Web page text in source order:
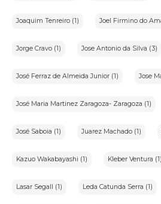
Joaquim Tenreiro (1) Joel Firmino do
Jorge Cravo (1) Jose Antonio da Silva (3)
José Ferraz de Almeida Junior (1) Jose
José Maria Martinez Zaragoza- Zaragoza (1)
José Saboia (1) Juarez Machado (1)
Kazuo Wakabayashi (1) Kleber Ventura (1)
Lasar Segall (1) Leda Catunda Serra (1)